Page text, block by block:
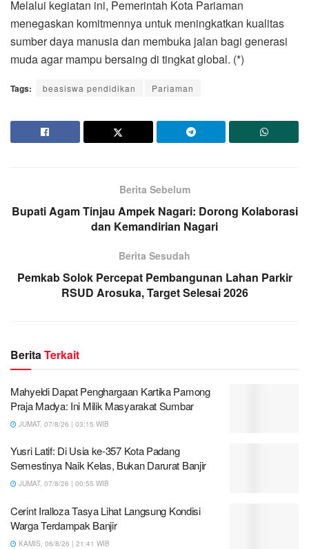
Melalui kegiatan ini, Pemerintah Kota Pariaman
menegaskan komitmennya untuk meningkatkan kualitas
sumber daya manusia dan membuka jalan bagi generasi
muda agar mampu bersaing di tingkat global. (*)
Tags: beasiswa pendidikan Pariaman
Berita Sebelum
Bupati Agam Tinjau Ampek Nagari: Dorong Kolaborasi
dan Kemandirian Nagari
Berita Sesudah
Pemkab Solok Percepat Pembangunan Lahan Parkir
RSUD Arosuka, Target Selesai 2026
BeritaTerkait
Mahyeldi Dapat Penghargaan Kartika Pamong
Praja Madya: Ini Milik Masyarakat Sumbar
JUMAT, 07/8/26 | 03:15 WIB
Yusri Latif: Di Usia ke-357 Kota Padang
Semestinya Naik Kelas, Bukan Darurat Banjir
JUMAT, 07/8/26 | 00:55 WIB
Cerint Iralloza Tasya Lihat Langsung Kondisi
Warga Terdampak Banjir
KAMIS, 06/8/26 | 21:41 WIB